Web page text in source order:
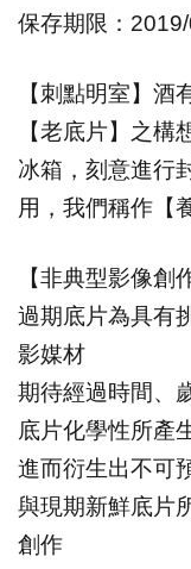
保存期限 ： 2019/
【刺點明室】
【老底片】之
冰箱，刻意進行
用，我們稱作【
【非典型影像創
過期底片為具有
影媒材
期待經過時間、
底片化學性所產
進而衍生出不可
與現期新鮮底片
創作